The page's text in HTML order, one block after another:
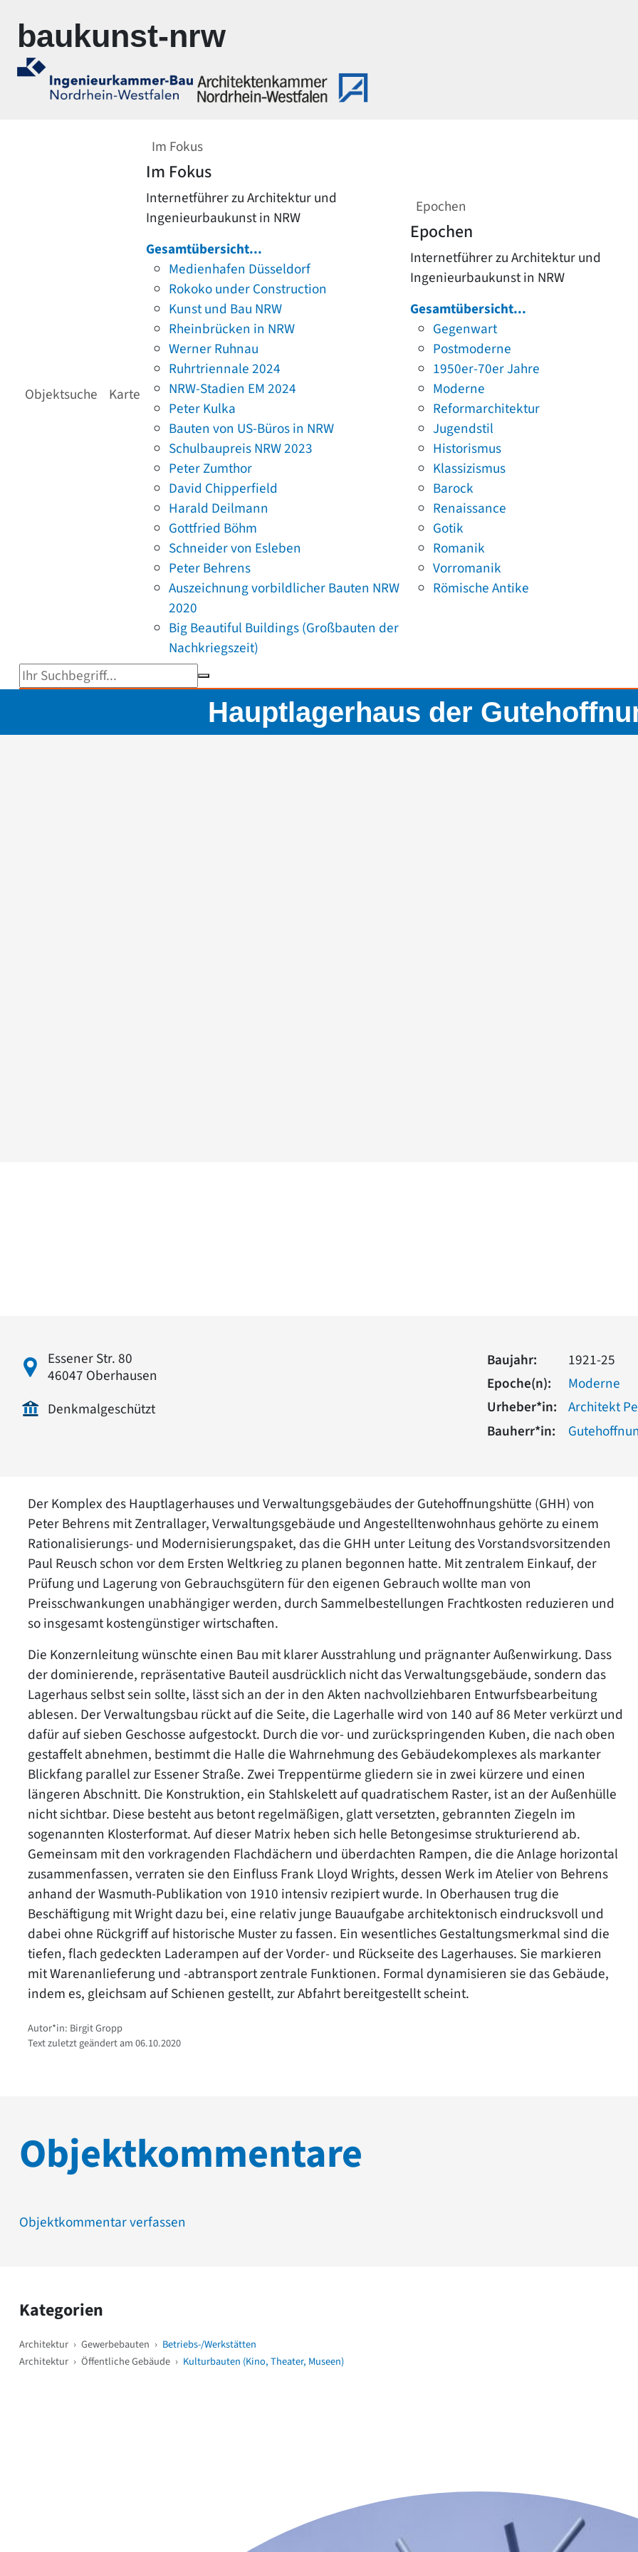
baukunst-nrw
Objektsuche Karte
Im Fokus
Im Fokus
Internetführer zu Architektur und
Ingenieurbaukunst in NRW
Gesamtübersicht...
Medienhafen Düsseldorf
Rokoko under Construction
Kunst und Bau NRW
Rheinbrücken in NRW
Werner Ruhnau
Ruhrtriennale 2024
NRW-Stadien EM 2024
Peter Kulka
Bauten von US-Büros in NRW
Schulbaupreis NRW 2023
Peter Zumthor
David Chipperfield
Harald Deilmann
Gottfried Böhm
Schneider von Esleben
Peter Behrens
Auszeichnung vorbildlicher Bauten NRW
2020
Big Beautiful Buildings (Großbauten der
Nachkriegszeit)
Epochen
Epochen
Internetführer zu Architektur und
Ingenieurbaukunst in NRW
Gesamtübersicht...
Gegenwart
Postmoderne
1950er-70er Jahre
Moderne
Reformarchitektur
Jugendstil
Historismus
Klassizismus
Barock
Renaissance
Gotik
Romanik
Vorromanik
Römische Antike
Suchbegriff eingeben
Hauptlagerhaus der
Essener Str. 80
46047 Oberhausen
Denkmalgeschützt
Baujahr:
1921-25
Epoche(n):
Moderne
Urheber*in:
Architekt
Bauherr*in:
Der Komplex des Hauptlagerhauses und Verwaltungsgebäudes der Gutehoffnungshütte (GHH) von
Peter Behrens mit Zentrallager, Verwaltungsgebäude und Angestelltenwohnhaus gehörte zu einem
Rationalisierungs- und Modernisierungspaket, das die GHH unter Leitung des Vorstandsvorsitzenden
Paul Reusch schon vor dem Ersten Weltkrieg zu planen begonnen hatte. Mit zentralem Einkauf, der
Prüfung und Lagerung von Gebrauchsgütern für den eigenen Gebrauch wollte man von
Preisschwankungen unabhängiger werden, durch Sammelbestellungen Frachtkosten reduzieren und
so insgesamt kostengünstiger wirtschaften.
Die Konzernleitung wünschte einen Bau mit klarer Ausstrahlung und prägnanter Außenwirkung. Dass
der dominierende, repräsentative Bauteil ausdrücklich nicht das Verwaltungsgebäude, sondern das
Lagerhaus selbst sein sollte, lässt sich an der in den Akten nachvollziehbaren Entwurfsbearbeitung
ablesen. Der Verwaltungsbau rückt auf die Seite, die Lagerhalle wird von 140 auf 86 Meter verkürzt und
dafür auf sieben Geschosse aufgestockt. Durch die vor- und zurückspringenden Kuben, die nach oben
gestaffelt abnehmen, bestimmt die Halle die Wahrnehmung des Gebäudekomplexes als markanter
Blickfang parallel zur Essener Straße. Zwei Treppentürme gliedern sie in zwei kürzere und einen
längeren Abschnitt. Die Konstruktion, ein Stahlskelett auf quadratischem Raster, ist an der Außenhülle
nicht sichtbar. Diese besteht aus betont regelmäßigen, glatt versetzten, gebrannten Ziegeln im
sogenannten Klosterformat. Auf dieser Matrix heben sich helle Betongesimse strukturierend ab.
Gemeinsam mit den vorkragenden Flachdächern und überdachten Rampen, die die Anlage horizontal
zusammenfassen, verraten sie den Einfluss Frank Lloyd Wrights, dessen Werk im Atelier von Behrens
anhand der Wasmuth-Publikation von 1910 intensiv rezipiert wurde. In Oberhausen trug die
Beschäftigung mit Wright dazu bei, eine relativ junge Bauaufgabe architektonisch eindrucksvoll und
dabei ohne Rückgriff auf historische Muster zu fassen. Ein wesentliches Gestaltungsmerkmal sind die
tiefen, flach gedeckten Laderampen auf der Vorder- und Rückseite des Lagerhauses. Sie markieren
mit Warenanlieferung und -abtransport zentrale Funktionen. Formal dynamisieren sie das Gebäude,
indem es, gleichsam auf Schienen gestellt, zur Abfahrt bereitgestellt scheint.
Autor*in: Birgit Gropp
Text zuletzt geändert am 06.10.2020
Objektkommentare
Objektkommentar verfassen
Kategorien
Architektur › Gewerbebauten › Betriebs-/Werkstätten
Architektur › Öffentliche Gebäude › Kulturbauten (Kino, Theater, Museen)